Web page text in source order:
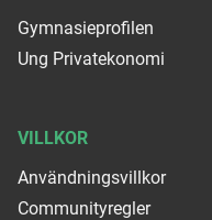
Gymnasieprofilen
Ung Privatekonomi
VILLKOR
Användningsvillkor
Communityregler